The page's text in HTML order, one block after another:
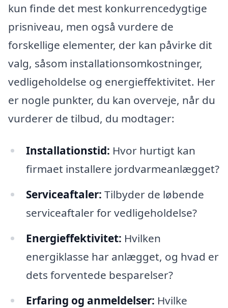
kun finde det mest konkurrencedygtige
prisniveau, men også vurdere de
forskellige elementer, der kan påvirke dit
valg, såsom installationsomkostninger,
vedligeholdelse og energieffektivitet. Her
er nogle punkter, du kan overveje, når du
vurderer de tilbud, du modtager:
Installationstid: Hvor hurtigt kan
firmaet installere jordvarmeanlægget?
Serviceaftaler: Tilbyder de løbende
serviceaftaler for vedligeholdelse?
Energieffektivitet: Hvilken
energiklasse har anlægget, og hvad er
dets forventede besparelser?
Erfaring og anmeldelser: Hvilke